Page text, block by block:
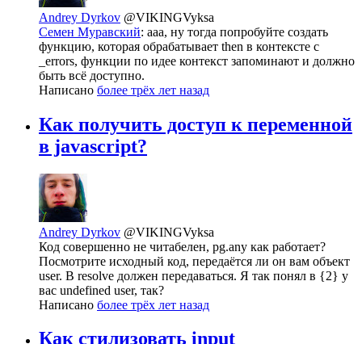
Andrey Dyrkov @VIKINGVyksa
Семен Муравский: ааа, ну тогда попробуйте создать
функцию, которая обрабатывает then в контексте c
_errors, функции по идее контекст запоминают и должно
быть всё доступно.
Написано более трёх лет назад
Как получить доступ к переменной
в javascript?
Andrey Dyrkov @VIKINGVyksa
Код совершенно не читабелен, pg.any как работает?
Посмотрите исходный код, передаётся ли он вам объект
user. В resolve должен передаваться. Я так понял в {2} у
вас undefined user, так?
Написано более трёх лет назад
Как стилизовать input